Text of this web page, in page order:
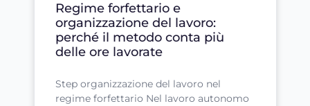
Regime forfettario e
organizzazione del lavoro:
perché il metodo conta più
delle ore lavorate
Step organizzazione del lavoro nel
regime forfettario Nel lavoro autonomo